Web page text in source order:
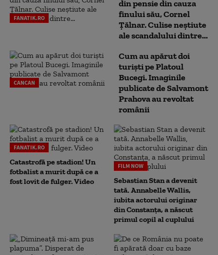
FANATIK.RO
din pensie din cauza
finului său, Cornel
Țălnar. Culise neștiute
ale scandalului dintre...
CANCAN
Cum au apărut doi
turiști pe Platoul
Bucegi. Imaginile
publicate de Salvamont
Prahova au revoltat
românii
FANATIK.RO
Catastrofă pe stadion! Un
fotbalist a murit după ce a
fost lovit de fulger. Video
FILM NOW
Sebastian Stan a devenit
tată. Annabelle Wallis,
iubita actorului originar
din Constanța, a născut
primul copil al cuplului